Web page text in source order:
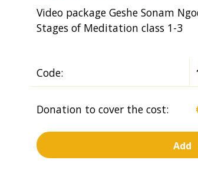
Video package Geshe Sonam
Stages of Meditation class 1-3
Code:
Donation to cover the cost:
Add